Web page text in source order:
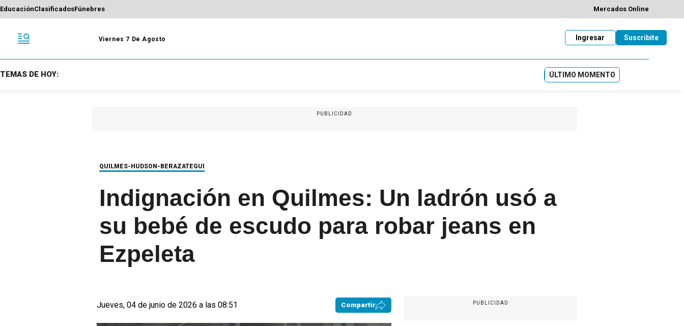
EducaciónClasificadosFúnebres Mercados Online
Viernes 7 De Agosto Suscribite
Ingresar
TEMAS DE HOY: ÚLTIMO MOMENTO
PUBLICIDAD
QUILMES-HUDSON-BERAZATEGUI
Indignación en Quilmes: Un ladrón usó a
su bebé de escudo para robar jeans en
Ezpeleta
Jueves, 04 de junio de 2026 a las 08:51 Compartir PUBLICIDAD